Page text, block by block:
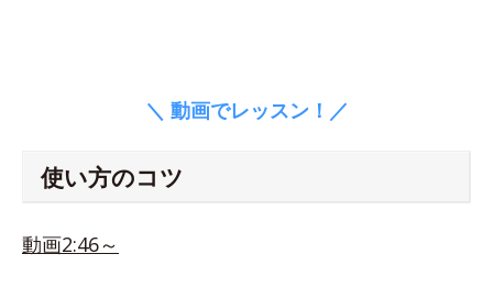
＼ 動画でレッスン！／
使い方のコツ
動画2:46～